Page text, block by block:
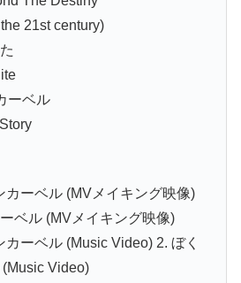
21st century)
ーベル
カーベル (MVメイキング映像)
ベル (MVメイキング映像)
ーベル (Music Video) 2. ぼく
Video)